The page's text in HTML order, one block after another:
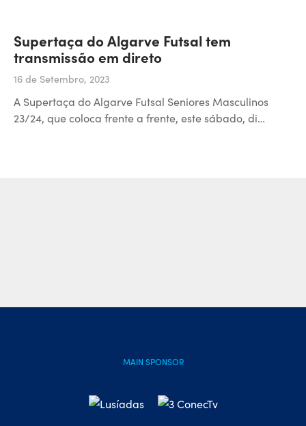
Supertaça do Algarve Futsal tem
transmissão em direto
16 de Setembro, 2023
A Supertaça do Algarve Futsal Seniores Masculinos
23/24, que coloca frente a frente, este sábado, di…
MAIN SPONSOR